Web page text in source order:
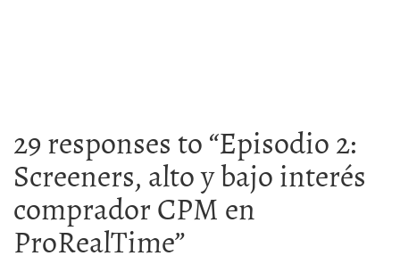
29 responses to “Episodio 2:
Screeners, alto y bajo interés
comprador CPM en
ProRealTime”